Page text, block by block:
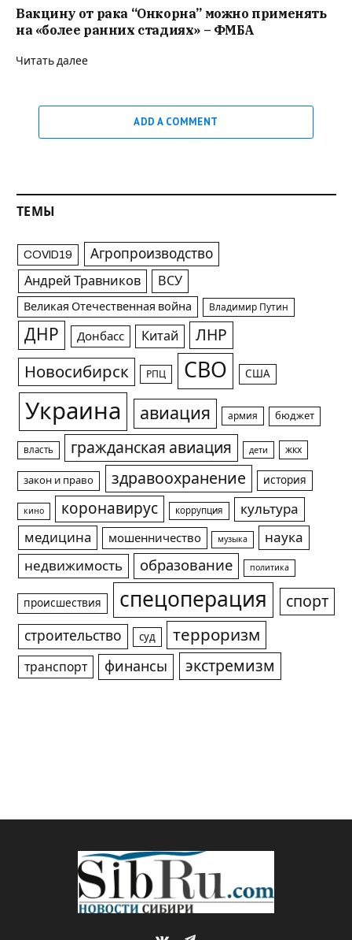
Вакцину от рака “Онкорна” можно применять
на «более ранних стадиях» – ФМБА
Читать далее
ADD A COMMENT
ТЕМЫ
COVID19 Агропроизводство
Андрей Травников ВСУ
Великая Отечественная война Владимир Путин
ДНР Донбасс Китай ЛНР
Новосибирск РПЦ СВО США
Украина авиация армия бюджет
власть гражданская авиация дети жкх
закон и право здравоохранение история
кино коронавирус коррупция
культура
медицина
мошенничество музыка
наука
недвижимость
образование политика
происшествия спецоперация спорт
строительство суд терроризм
транспорт финансы экстремизм